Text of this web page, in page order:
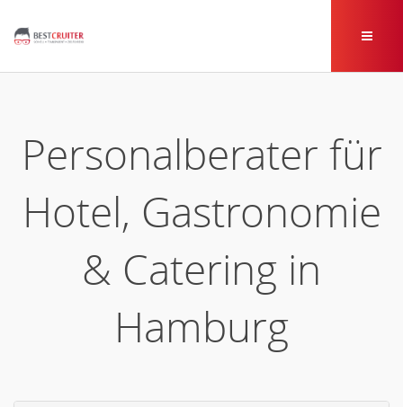
Personalberater für
Hotel, Gastronomie
& Catering in
Hamburg